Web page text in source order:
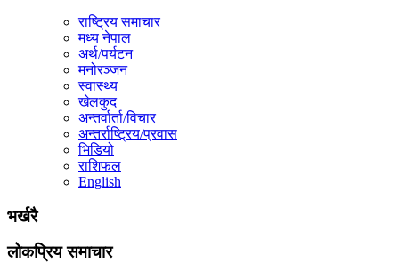
राष्ट्रिय समाचार
मध्य नेपाल
अर्थ/पर्यटन
मनोरञ्जन
स्वास्थ्य
खेलकुद
अन्तर्वार्ता/विचार
अन्तर्राष्ट्रिय/प्रवास
भिडियो
राशिफल
English
भर्खरै
लोकप्रिय समाचार